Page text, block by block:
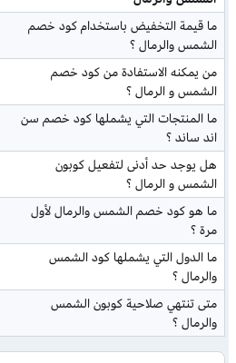
ما قيمة التخفيض باستخدام كود خصم
الشمس والرمال ؟
من يمكنه الاستفادة من كود خصم
الشمس و الرمال ؟
ما المنتجات التي يشملها كود خصم سن
اند ساند ؟
هل يوجد حد أدنى لتفعيل كوبون
الشمس و الرمال ؟
ما هو كود خصم الشمس والرمال لأول
مرة ؟
ما الدول التي يشملها كود الشمس
والرمال ؟
متى تنتهي صلاحية كوبون الشمس
والرمال ؟